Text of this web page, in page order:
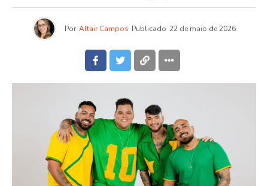
Por Altair Campos Publicado 22 de maio de 2026